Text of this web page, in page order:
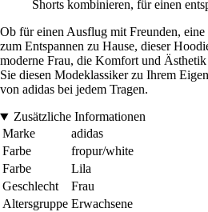
Shorts kombinieren, für einen
Ob für einen Ausflug mit Freunden,
zum Entspannen zu Hause, dieser
moderne Frau, die Komfort und
Sie diesen Modeklassiker zu Ihrem
von adidas bei jedem Tragen.
Zusätzliche Informationen
Marke
adidas
Farbe
fropur/white
Farbe
Lila
Geschlecht
Frau
Altersgruppe Erwachsene